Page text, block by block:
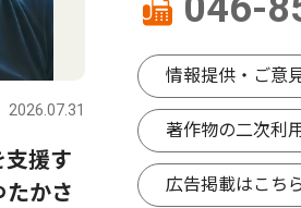
2026.07.31
援す
たかさ
社会
逗子・葉山
葉山海岸ＨＡＮ
的な大輪、夏告げ
情報提供・ご意
著作物の二次利
広告掲載はこち